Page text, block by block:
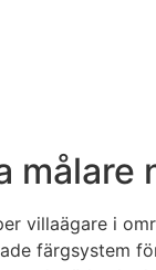
målare
villaägare i
färgsystem